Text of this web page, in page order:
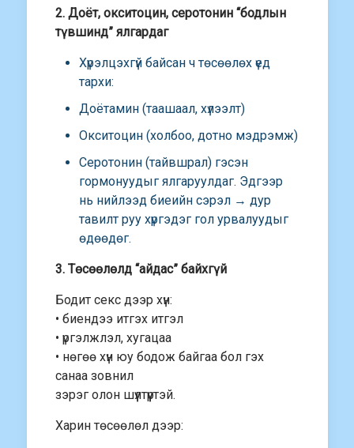
2. Доёт, окситоцин, серотонин “бодлын
түвшинд” ялгардаг
Хүрэлцэхгүй байсан ч төсөөлөх үед
тархи:
Доётамин (таашаал, хүлээлт)
Окситоцин (холбоо, дотно мэдрэмж)
Серотонин (тайвшрал) гэсэн
гормонуудыг ялгаруулдаг. Эдгээр
нь нийлээд биеийн сэрэл → дур
тавилт руу хүргэдэг гол урвалуудыг
өдөөдөг.
3. Төсөөлөлд “айдас” байхгүй
Бодит секс дээр хүн:
• биендээ итгэх итгэл
• үргэлжлэл, хугацаа
• нөгөө хүн юу бодож байгаа бол гэх
санаа зовнил
зэрэг олон шүүлтүүртэй.
Харин төсөөлөл дээр: